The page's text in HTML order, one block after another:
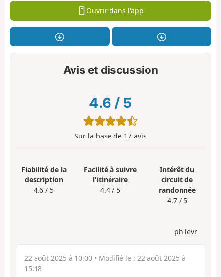
Ouvrir dans l'app
Avis et discussion
4.6 / 5
Sur la base de 17 avis
Fiabilité de la
description
4.6 / 5
Facilité à suivre
l'itinéraire
4.4 / 5
Intérêt du
circuit de
randonnée
4.7 / 5
philevr
22 août 2025 à 10:00 • Modifié le : 22 août 2025 à
15:18